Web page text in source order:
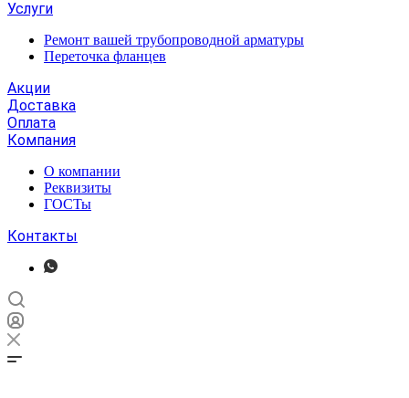
Услуги
Ремонт вашей трубопроводной арматуры
Переточка фланцев
Акции
Доставка
Оплата
Компания
О компании
Реквизиты
ГОСТы
Контакты